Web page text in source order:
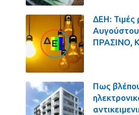
ΔΕΗ: Τιμές
ΠΡΑΣΙΝΟ,
Πως